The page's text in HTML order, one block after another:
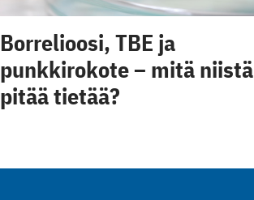
Borrelioosi, TBE ja
punkkirokote – mitä niistä
pitää tietää?